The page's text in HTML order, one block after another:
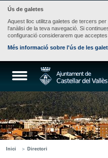
Ús de galetes
Aquest lloc utilitza galetes de tercers
l'anàlisi de la teva navegació. Si
configuració considerarem que acceptes
Més informació sobre l'ús de les
Inici Directori